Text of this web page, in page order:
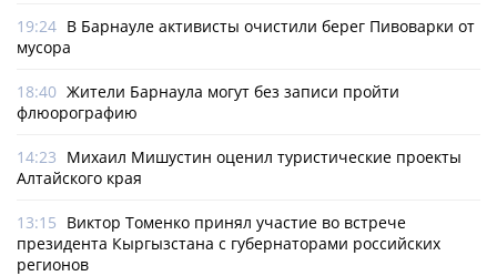
19:24 В Барнауле активисты очистили берег Пивоварки от
мусора
18:40 Жители Барнаула могут без записи пройти
флюорографию
14:23 Михаил Мишустин оценил туристические проекты
Алтайского края
13:15 Виктор Томенко принял участие во встрече
президента Кыргызстана с губернаторами российских
регионов